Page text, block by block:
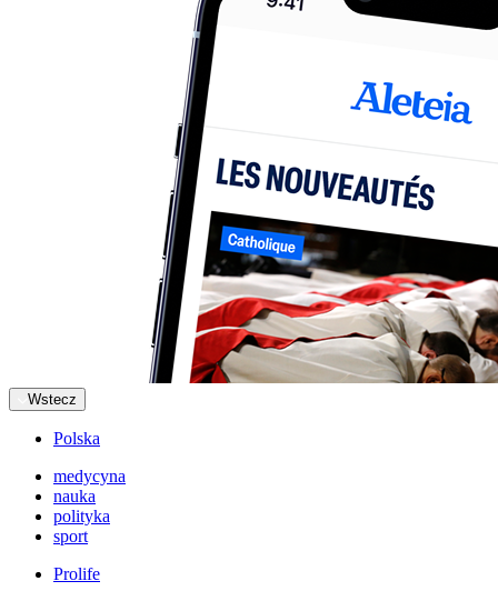
Wstecz
Polska
medycyna
nauka
polityka
sport
Prolife